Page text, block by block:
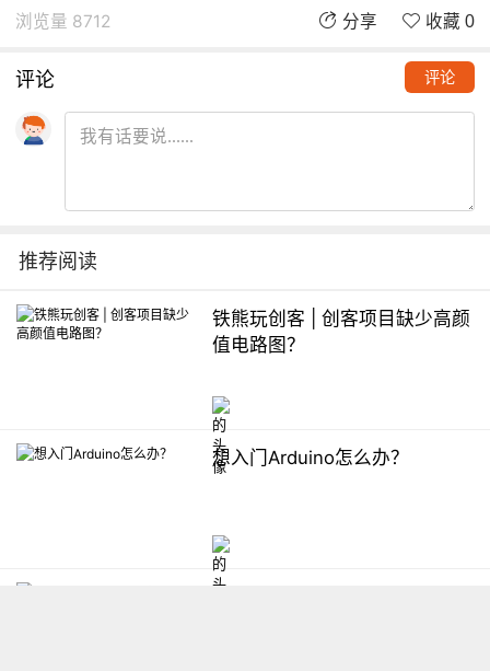
浏览量 8712 分享 收藏 0
评论 评论
推荐阅读
铁熊玩创客 | 创客项目缺少高颜
值电路图？
想入门Arduino怎么办？